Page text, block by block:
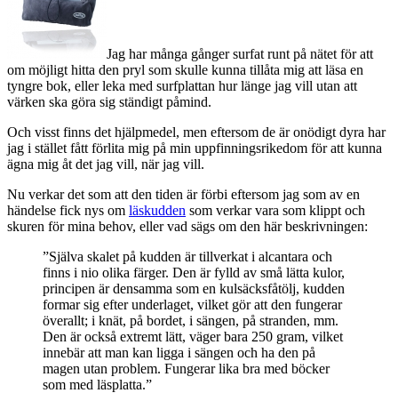
Jag har många gånger surfat runt på nätet för att
om möjligt hitta den pryl som skulle kunna tillåta mig att läsa en
tyngre bok, eller leka med surfplattan hur länge jag vill utan att
värken ska göra sig ständigt påmind.
Och visst finns det hjälpmedel, men eftersom de är onödigt dyra har
jag i stället fått förlita mig på min uppfinningsrikedom för att kunna
ägna mig åt det jag vill, när jag vill.
Nu verkar det som att den tiden är förbi eftersom jag som av en
händelse fick nys om läskudden som verkar vara som klippt och
skuren för mina behov, eller vad sägs om den här beskrivningen:
”Själva skalet på kudden är tillverkat i alcantara och
finns i nio olika färger. Den är fylld av små lätta kulor,
principen är densamma som en kulsäcksfåtölj, kudden
formar sig efter underlaget, vilket gör att den fungerar
överallt; i knät, på bordet, i sängen, på stranden, mm.
Den är också extremt lätt, väger bara 250 gram, vilket
innebär att man kan ligga i sängen och ha den på
magen utan problem. Fungerar lika bra med böcker
som med läsplatta.”